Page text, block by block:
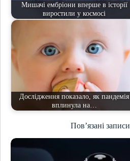
Мишачі ембріони вперше в історії
виростили у космосі
Дослідження показало, як пандемія
вплинула на…
Пов’язані записи